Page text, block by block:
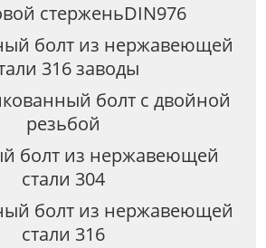
стерженьDIN976
болт из нержавеющей
316 заводы
болт с двойной
резьбой
болт из нержавеющей
стали 304
болт из нержавеющей
стали 316